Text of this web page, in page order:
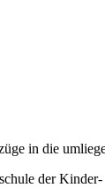
in die
der